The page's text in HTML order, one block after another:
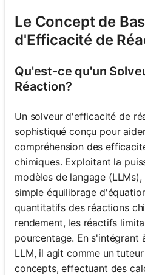
Le Concept de
d'Efficacité de
Qu'est-ce qu'un
Réaction?
Un solveur d'efficacité de
sophistiqué conçu pour
compréhension des
chimiques. Exploitant la
modèles de langage
simple équilibrage
quantitatifs des réactions
rendement, les réactifs
pourcentage. En s'intégrant
LLM, il agit comme un
concepts, effectuant des